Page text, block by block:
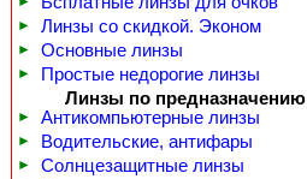
► Линзы со скидкой. Эконом
► Основные линзы
►
Простые недорогие линзы
Линзы по предназначению
► Антикомпьютерные линзы
► Водительские, антифары
► Солнцезащитные линзы